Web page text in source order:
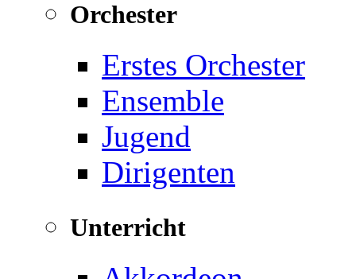
Orchester
Erstes Orchester
Ensemble
Jugend
Dirigenten
Unterricht